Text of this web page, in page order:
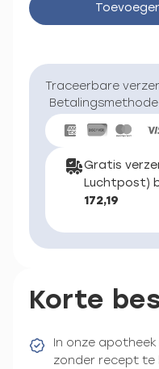
Traceerbare
Gratis
Luchtpost)
172,19
Korte
In onze
zonder recept te